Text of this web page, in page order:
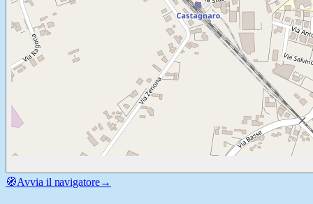
🧭Avvia il navigatore→